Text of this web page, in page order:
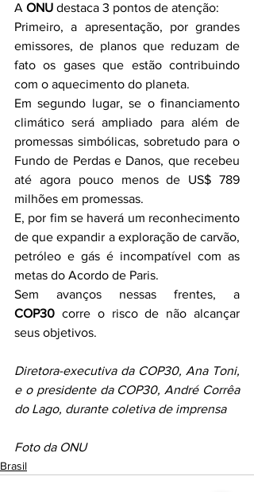
A ONU destaca 3 pontos de atenção:
Primeiro, a apresentação, por grandes
emissores, de planos que reduzam de
fato os gases que estão contribuindo
com o aquecimento do planeta.
Em segundo lugar, se o financiamento
climático será ampliado para além de
promessas simbólicas, sobretudo para o
Fundo de Perdas e Danos, que recebeu
até agora pouco menos de US$ 789
milhões em promessas.
E, por fim se haverá um reconhecimento
de que expandir a exploração de carvão,
petróleo e gás é incompatível com as
metas do Acordo de Paris.
COP30 corre o risco de não alcançar
seus objetivos.
Diretora-executiva da COP30, Ana Toni,
e o presidente da COP30, André Corrêa
do Lago, durante coletiva de imprensa
Foto da ONU
Brasil